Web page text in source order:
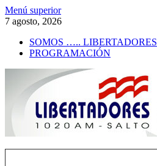
Saltar
al
Menú superior
7 agosto, 2026
SOMOS ….. LIBERTADORES
PROGRAMACIÓN